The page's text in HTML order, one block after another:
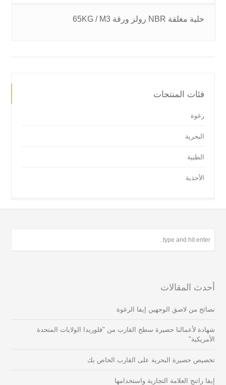
خلية مغلقة NBR رولز ورقة 65KG / M3
فئات المنتجات
رغوة
البحرية
الطبية
الأحذية
أحدث المقالات
نصائح من لاصق الوجهين إيفا الرغوة
شهادة لأعمالنا حصيرة سطح القارب من "فلوريدا الولايات المتحدة
الأمريكية"
تخصيص حصيرة البحرية على القارب الخاص بك
إيفا راتنج العلامة التجارية واستخدامها